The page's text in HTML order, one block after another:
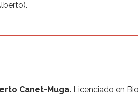
Canet-Muga.Licenciado en